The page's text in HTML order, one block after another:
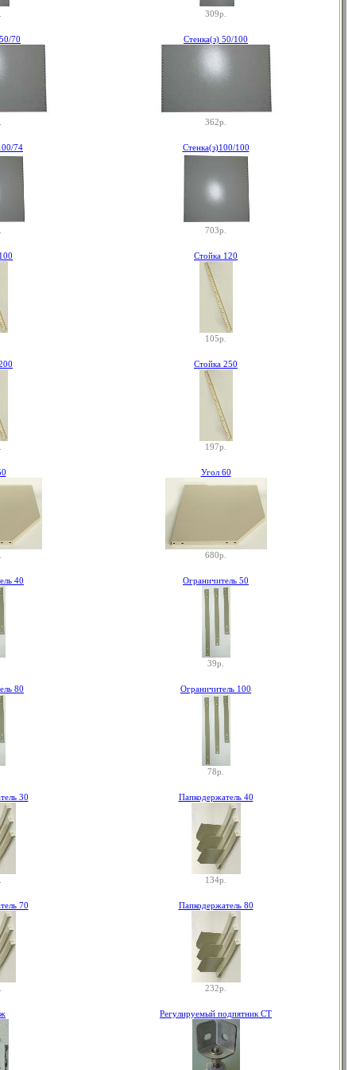
309р.
70 Стенка(з) 50/100
362р.
74 Стенка(з)100/100
703р.
Стойка 120
105р.
Стойка 250
197р.
Угол 60
680р.
40 Ограничитель 50
39р.
80 Ограничитель 100
78р.
30 Папкодержатель 40
134р.
70 Папкодержатель 80
232р.
Регулируемый подпятник СТ